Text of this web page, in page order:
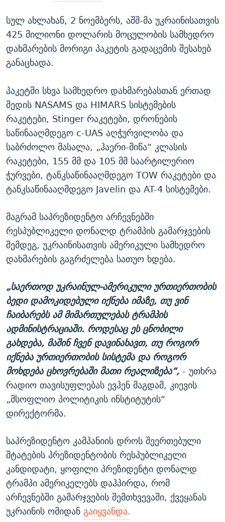
სულ ახლახან, 2 ნოემბერს, აშშ-მა უკრაინისათვის
425 მილიონი დოლარის მოცულობის სამხედრო
დახმარების მორიგი პაკეტის გადაცემის შესახებ
განაცხადა.
პაკეტში სხვა სამხედრო დახმარებასთან ერთად
შედის NASAMS და HIMARS სისტემების
რაკეტები, Stinger რაკეტები, დრონების
საწინააღმდეგო c-UAS აღჭურვილობა და
საბრძოლო მასალა, „ჰაერი-მიწა“ კლასის
რაკეტები, 155 მმ და 105 მმ საარტილერიო
ჭურვები, ტანკსაწინააღმდეგო TOW რაკეტები და
ტანკსაწინააღმდეგო Javelin და AT-4 სისტემები.
მაგრამ საპრეზიდენტო არჩევნებში
რესპუბლიკელი დონალდ ტრამპის გამარჯვების
შემდეგ, უკრაინისათვის ამერიკული სამხედრო
დახმარების გაგრძელება სათუო ხდება.
„საერთოდ უკრაინულ-ამერიკული ურთიერთობის
ბედი დამოკიდებული იქნება იმაზე, თუ ვინ
ჩაიბარებს ამ მიმართულებას ტრამპის
ადმინისტრაციაში. როდესაც ეს ცნობილი
გახდება, მაშინ ჩვენ დავინახავთ, თუ როგორ
იქნება ურთიერთობის სისტემა და როგორ
მოხდება ცხოვრებაში მათი რეალიზება“,- უთხრა
რადიო თავისუფლებას ევჰენ მაგდამ, კიევის
„მსოფლიო პოლიტიკის ინსტიტუტის“
დირექტორმა.
საპრეზიდენტო კამპანიის დროს შეერთებული
შტატების პრეზიდენტობის რესპუბლიკელი
კანდიდატი, ყოფილი პრეზიდენტი დონალდ
ტრამპი ამერიკელებს დაჰპირდა, რომ
არჩევნებში გამარჯვების შემთხვევაში, ქვეყანას
უკრაინის ომიდანგაიყვანდა.